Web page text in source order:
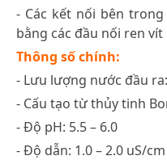
- Các kết nối bên
bằng các đầu nối ren vít
Thông số chính:
- Lưu lượng nước đầu
- Cấu tạo từ thủy tinh
- Độ pH: 5.5 – 6.0
- Độ dẫn: 1.0 – 2.0 uS/cm